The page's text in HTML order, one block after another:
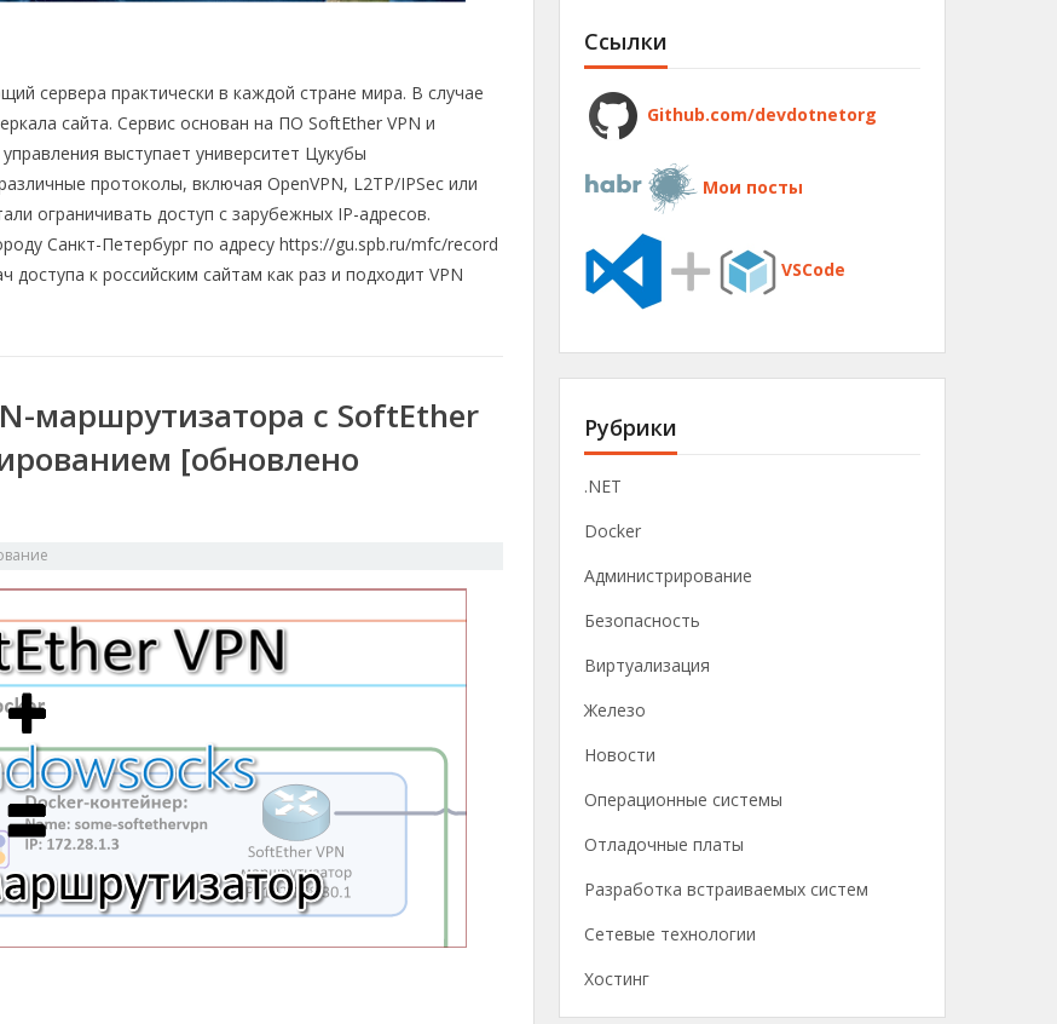
сервера практически в каждой стране мира. В случае
сайта. Сервис основан на ПО SoftEther VPN и
выступает университет Цукубы
протоколы, включая OpenVPN, L2TP/IPSec или
ограничивать доступ с зарубежных IP-адресов.
Санкт-Петербург по адресу https://gu.spb.ru/mfc/record
к российским сайтам как раз и подходит VPN
маршрутизатора c SoftEther
[обновлено
Ссылки
Github.com/devdotnetorg
Мои посты
VSCode
Рубрики
.NET
Docker
Администрирование
Безопасность
Виртуализация
Железо
Новости
Операционные системы
Отладочные платы
Разработка встраиваемых систем
Сетевые технологии
Хостинг